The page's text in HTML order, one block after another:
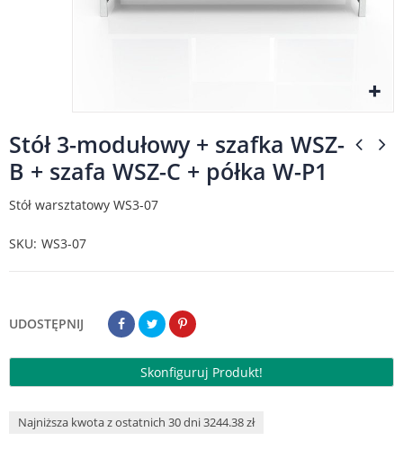
Stół 3-modułowy + szafka WSZ-
B + szafa WSZ-C + półka W-P1
Stół warsztatowy WS3-07
SKU WS3-07
UDOSTĘPNIJ
Skonfiguruj Produkt!
Najniższa kwota z ostatnich 30 dni 3244.38 zł